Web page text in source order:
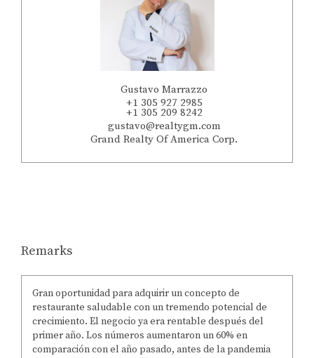
Gustavo Marrazzo
+1 305 927 2985
+1 305 209 8242
gustavo@realtygm.com
Grand Realty Of America Corp.
Remarks
Gran oportunidad para adquirir un concepto de
restaurante saludable con un tremendo potencial de
crecimiento. El negocio ya era rentable después del
primer año. Los números aumentaron un 60% en
comparación con el año pasado, antes de la pandemia